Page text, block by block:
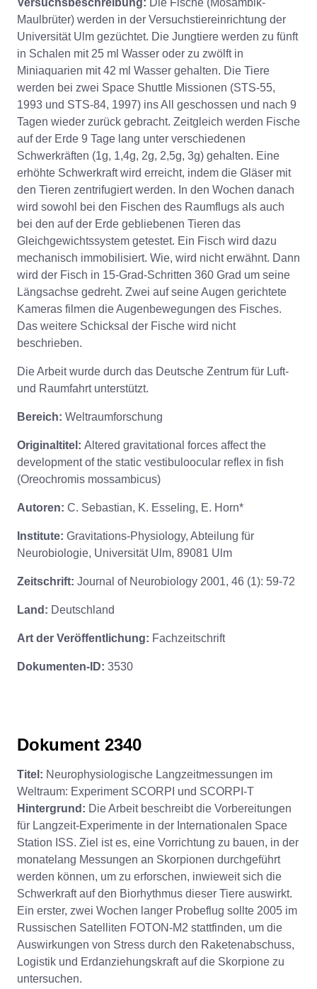
Versuchsbeschreibung: Die Fische (Mosambik-
Maulbrüter) werden in der Versuchstiereinrichtung der
Universität Ulm gezüchtet. Die Jungtiere werden zu fünft
in Schalen mit 25 ml Wasser oder zu zwölft in
Miniaquarien mit 42 ml Wasser gehalten. Die Tiere
werden bei zwei Space Shuttle Missionen (STS-55,
1993 und STS-84, 1997) ins All geschossen und nach 9
Tagen wieder zurück gebracht. Zeitgleich werden Fische
auf der Erde 9 Tage lang unter verschiedenen
Schwerkräften (1g, 1,4g, 2g, 2,5g, 3g) gehalten. Eine
erhöhte Schwerkraft wird erreicht, indem die Gläser mit
den Tieren zentrifugiert werden. In den Wochen danach
wird sowohl bei den Fischen des Raumflugs als auch
bei den auf der Erde gebliebenen Tieren das
Gleichgewichtssystem getestet. Ein Fisch wird dazu
mechanisch immobilisiert. Wie, wird nicht erwähnt. Dann
wird der Fisch in 15-Grad-Schritten 360 Grad um seine
Längsachse gedreht. Zwei auf seine Augen gerichtete
Kameras filmen die Augenbewegungen des Fisches.
Das weitere Schicksal der Fische wird nicht
beschrieben.
Die Arbeit wurde durch das Deutsche Zentrum für Luft-
und Raumfahrt unterstützt.
Bereich: Weltraumforschung
Originaltitel: Altered gravitational forces affect the
development of the static vestibuloocular reflex in fish
(Oreochromis mossambicus)
Autoren: C. Sebastian, K. Esseling, E. Horn*
Institute: Gravitations-Physiology, Abteilung für
Neurobiologie, Universität Ulm, 89081 Ulm
Zeitschrift: Journal of Neurobiology 2001, 46 (1): 59-72
Land: Deutschland
Art der Veröffentlichung: Fachzeitschrift
Dokumenten-ID: 3530
Dokument 2340
Titel: Neurophysiologische Langzeitmessungen im
Weltraum: Experiment SCORPI und SCORPI-T
Hintergrund: Die Arbeit beschreibt die Vorbereitungen
für Langzeit-Experimente in der Internationalen Space
Station ISS. Ziel ist es, eine Vorrichtung zu bauen, in der
monatelang Messungen an Skorpionen durchgeführt
werden können, um zu erforschen, inwieweit sich die
Schwerkraft auf den Biorhythmus dieser Tiere auswirkt.
Ein erster, zwei Wochen langer Probeflug sollte 2005 im
Russischen Satelliten FOTON-M2 stattfinden, um die
Auswirkungen von Stress durch den Raketenabschuss,
Logistik und Erdanziehungskraft auf die Skorpione zu
untersuchen.